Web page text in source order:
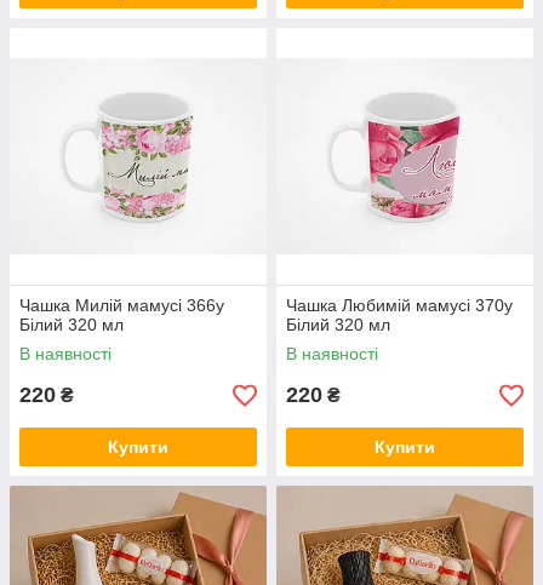
Чашка Милій мамусі 366у
Білий 320 мл
В наявності
220 ₴
Купити
Чашка Любимій мамусі 370у
Білий 320 мл
В наявності
220 ₴
Купити